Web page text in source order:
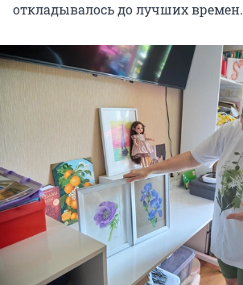
откладывалось до лучших времен.